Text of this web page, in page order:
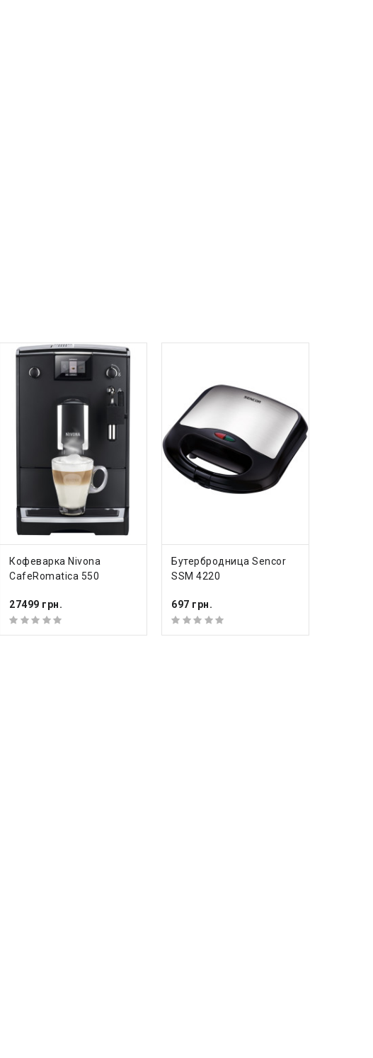
КУПИТЬ
Кофеварка Nivona
CafeRomatica 550
27499 грн.
КУПИТЬ
Бутербродница Sencor
SSM 4220
697 грн.